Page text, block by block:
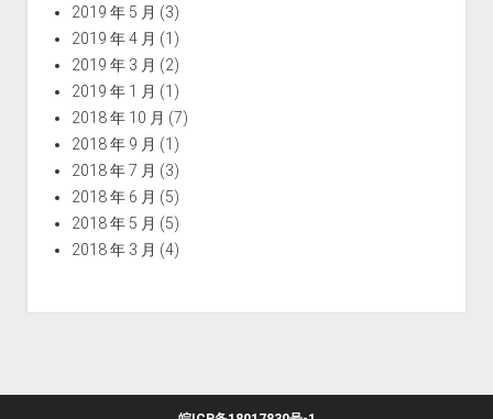
2019 年 5 月 (3)
2019 年 4 月 (1)
2019 年 3 月 (2)
2019 年 1 月 (1)
2018 年 10 月 (7)
2018 年 9 月 (1)
2018 年 7 月 (3)
2018 年 6 月 (5)
2018 年 5 月 (5)
2018 年 3 月 (4)